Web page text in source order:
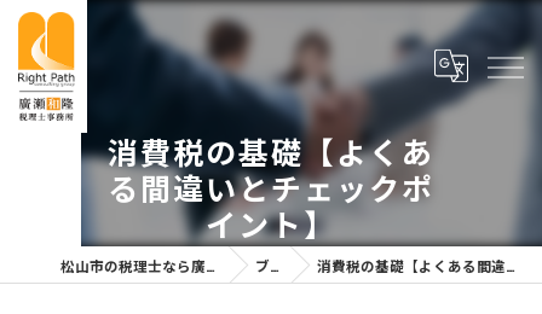
消費税の基礎【よくあ
る間違いとチェックポ
イント】
松山市の税理士なら廣瀬和隆税理士事務所 ブログ 消費税の基礎【よくある間違いとチェックポイント】